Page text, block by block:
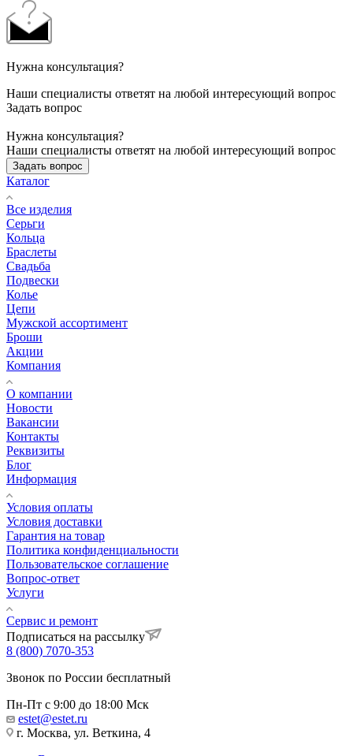
Нужна консультация?
Наши специалисты ответят на любой интересующий вопрос
Задать вопрос
Нужна консультация?
Наши специалисты ответят на любой интересующий вопрос
Задать вопрос
Каталог
Все изделия
Серьги
Кольца
Браслеты
Свадьба
Подвески
Колье
Цепи
Мужской ассортимент
Броши
Акции
Компания
О компании
Новости
Вакансии
Контакты
Реквизиты
Блог
Информация
Условия оплаты
Условия доставки
Гарантия на товар
Политика конфиденциальности
Пользовательское соглашение
Вопрос-ответ
Услуги
Сервис и ремонт
Подписаться на рассылку
8 (800) 7070-353
Звонок по России бесплатный
Пн-Пт с 9:00 до 18:00 Мск
estet@estet.ru
г. Москва, ул. Веткина, 4